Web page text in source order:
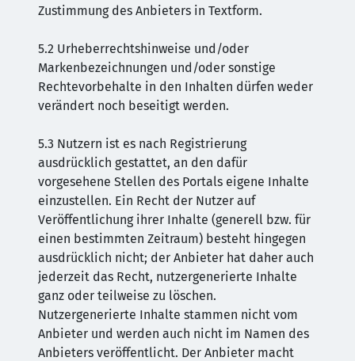
Zustimmung des Anbieters in Textform.
5.2 Urheberrechtshinweise und/oder
Markenbezeichnungen und/oder sonstige
Rechtevorbehalte in den Inhalten dürfen weder
verändert noch beseitigt werden.
5.3 Nutzern ist es nach Registrierung
ausdrücklich gestattet, an den dafür
vorgesehene Stellen des Portals eigene Inhalte
einzustellen. Ein Recht der Nutzer auf
Veröffentlichung ihrer Inhalte (generell bzw. für
einen bestimmten Zeitraum) besteht hingegen
ausdrücklich nicht; der Anbieter hat daher auch
jederzeit das Recht, nutzergenerierte Inhalte
ganz oder teilweise zu löschen.
Nutzergenerierte Inhalte stammen nicht vom
Anbieter und werden auch nicht im Namen des
Anbieters veröffentlicht. Der Anbieter macht